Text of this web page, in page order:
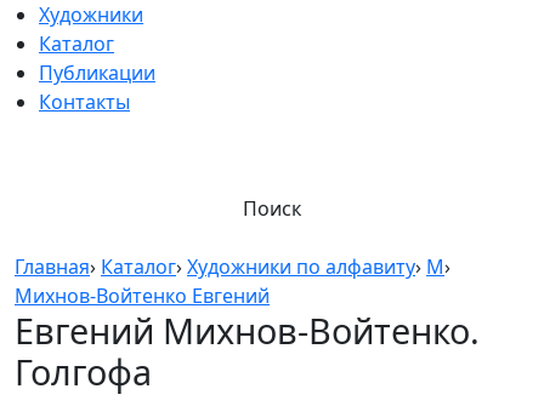
Художники
Каталог
Публикации
Контакты
Поиск
Главная› Каталог›Художники по алфавиту› М›
Михнов-Войтенко Евгений
Евгений Михнов-Войтенко.
Голгофа